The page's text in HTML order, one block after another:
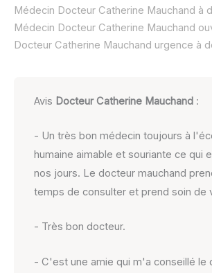
Médecin Docteur Catherine Mauchand à
Avis Docteur Catherine Mauchand :
- Un très bon médecin toujours à
humaine aimable et souriante ce qui
nos jours. Le docteur mauchand
temps de consulter et prend soin de
- Très bon docteur.
- C'est une amie qui m'a conseillé le